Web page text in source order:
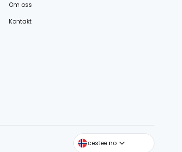
Om oss
Kontakt
cestee.no
cestee.com